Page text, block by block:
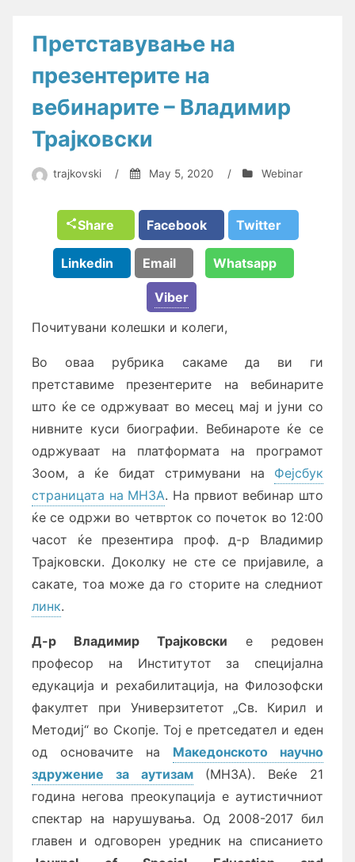
Претставување на
презентерите на
вебинарите – Владимир
Трајковски
trajkovski / May 5, 2020 / Webinar
Share Facebook Twitter
Linkedin Email Whatsapp
Viber
Почитувани колешки и колеги,
Во оваа рубрика сакаме да ви ги
претставиме презентерите на вебинарите
што ќе се одржуваат во месец мај и јуни со
нивните куси биографии. Вебинароте ќе се
одржуваат на платформата на програмот
Зоом, а ќе бидат стримувани на Фејсбук
страницата на МНЗА. На првиот вебинар што
ќе се одржи во четврток со почеток во 12:00
часот ќе презентира проф. д-р Владимир
Трајковски. Доколку не сте се пријавиле, а
сакате, тоа може да го сторите на следниот
линк.
Д-р Владимир Трајковски е редовен
професор на Институтот за специјална
едукација и рехабилитација, на Филозофски
факултет при Универзитетот „Св. Кирил и
Методиј“ во Скопје. Тој е претседател и еден
од основачите на Македонското научно
здружение за аутизам(МНЗА). Веќе 21
година негова преокупација е аутистичниот
спектар на нарушувања. Од 2008-2017 бил
главен и одговорен уредник на списанието